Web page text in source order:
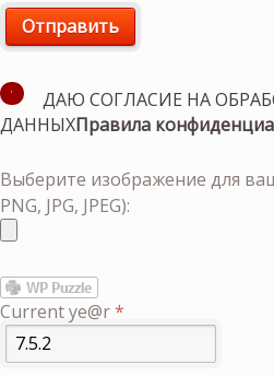
ДАЮ СОГЛАСИЕ НА
ДАННЫХПравила
Выберите изображение для
PNG, JPG, JPEG):
Current ye@r*